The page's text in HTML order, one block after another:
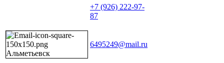
+7 (926) 222-97-
87
6495249@mail.ru